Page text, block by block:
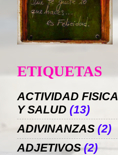
ETIQUETAS
ACTIVIDAD FISICA
Y SALUD (13)
ADIVINANZAS (2)
ADJETIVOS (2)